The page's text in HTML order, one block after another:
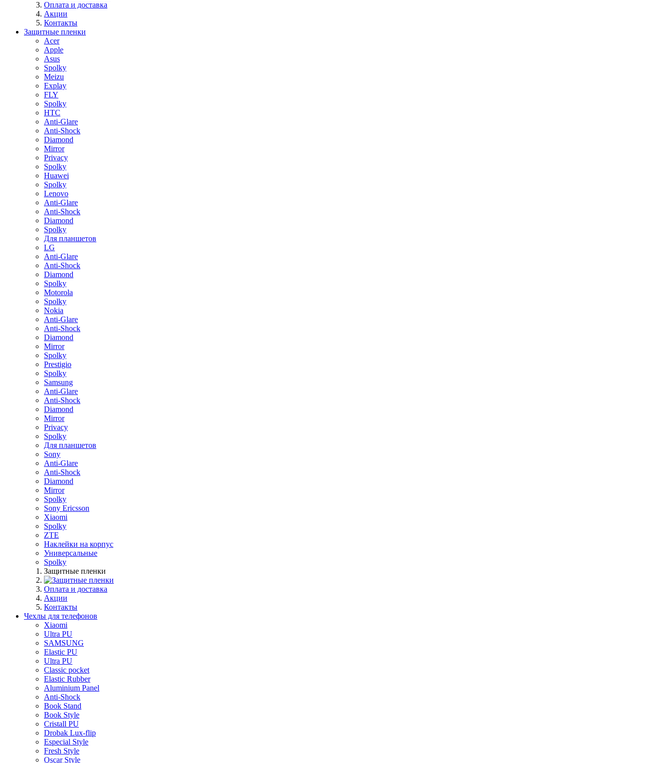
Оплата и доставка
Акции
Контакты
Защитные пленки
Acer
Apple
Asus
Spolky
Meizu
Explay
FLY
Spolky
HTC
Anti-Glare
Anti-Shock
Diamond
Mirror
Privacy
Spolky
Huawei
Spolky
Lenovo
Anti-Glare
Anti-Shock
Diamond
Spolky
Для планшетов
LG
Anti-Glare
Anti-Shock
Diamond
Spolky
Motorola
Spolky
Nokia
Anti-Glare
Anti-Shock
Diamond
Mirror
Spolky
Prestigio
Spolky
Samsung
Anti-Glare
Anti-Shock
Diamond
Mirror
Privacy
Spolky
Для планшетов
Sony
Anti-Glare
Anti-Shock
Diamond
Mirror
Spolky
Sony Ericsson
Xiaomi
Spolky
ZTE
Наклейки на корпус
Универсальные
Spolky
Защитные пленки
Оплата и доставка
Акции
Контакты
Чехлы для телефонов
Xiaomi
Ultra PU
SAMSUNG
Elastic PU
Ultra PU
Classic pocket
Elastic Rubber
Aluminium Panel
Anti-Shock
Book Stand
Book Style
Cristall PU
Drobak Lux-flip
Especial Style
Fresh Style
Oscar Style